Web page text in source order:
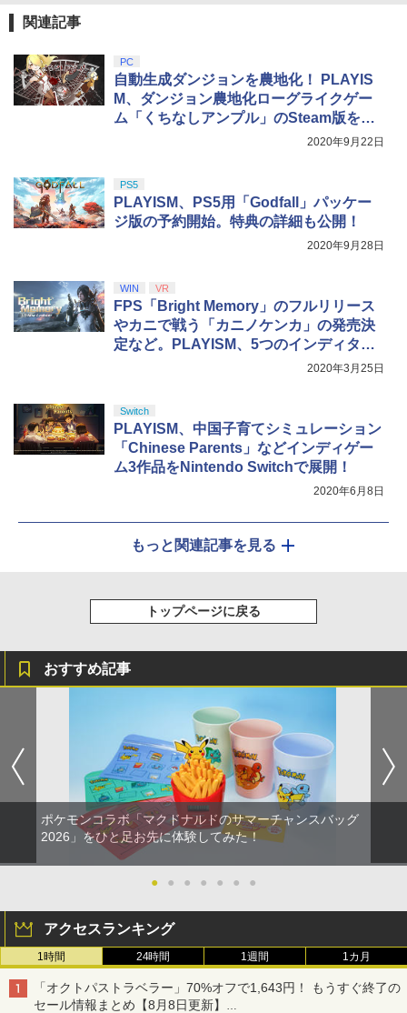
5
ンラインコード版
￥5,000
5
【純正品】DualSense ワイヤレスコン
トローラー(CFI-ZCT2J)
￥10,737
S5、PS5 Pro、Xbox One、Xbox Serie
s X|S 対応の高精度 H パターン シフター
￥14,141
4
【Amazon.co.jp限定】劇場版モノノ怪
剣、十翼より来たる！スタジオ描き下ろ
しイラストボード付) [DVD]
関連記事
PC
自動生成ダンジョンを農地化！ PLAYIS
M、ダンジョン農地化ローグライクゲー
ム「くちなしアンプル」のSteam版を発
2020年9月22日
PS5
PLAYISM、PS5用「Godfall」パッケー
ジ版の予約開始。特典の詳細も公開！
2020年9月28日
WIN VR
FPS「Bright Memory」のフルリリース
やカニで戦う「カニノケンカ」の発売決
定など。PLAYISM、5つのインディタイ
2020年3月25日
Switch
PLAYISM、中国子育てシミュレーション
「Chinese Parents」などインディゲー
ム3作品をNintendo Switchで展開！
2020年6月8日
もっと関連記事を見る
トップページに戻る
おすすめ記事
ポケモンコラボ「マクドナルドのサマーチャンスバッグ
2026」をひと足お先に体験してみた！
● ● ● ● ● ● ●
アクセスランキング
1時間 24時間 1週間 1カ月
「オクトパストラベラー」70%オフで1,643円！ もうすぐ終了の
セール情報まとめ【8月8日更新】